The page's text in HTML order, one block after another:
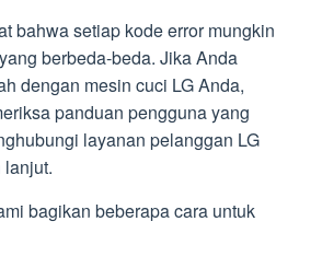
bahwa setiap kode error mungkin
berbeda-beda. Jika Anda
dengan mesin cuci LG Anda,
panduan pengguna yang
layanan pelanggan LG
lanjut.
bagikan beberapa cara untuk